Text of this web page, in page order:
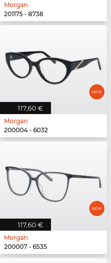
Morgan
201175 - 8738
117,60 €
Morgan
200004 - 6032
117,60 €
Morgan
200007 - 6535